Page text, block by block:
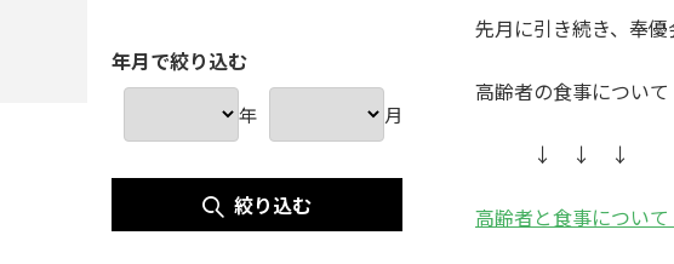
先月に引き続き、奉
高齢者の食事につい
↓ ↓ ↓
高齢者と食事について
年月で絞り込む
年 月
絞り込む